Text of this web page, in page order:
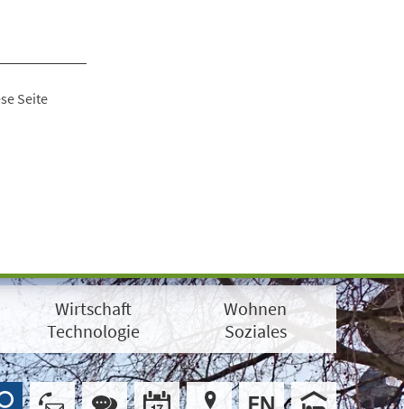
Seite
Wirtschaft
Technologie
Wohnen
Soziales